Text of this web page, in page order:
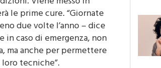
le prime cure. “Giornate
due volte l’anno – dice
in caso di emergenza, non
ma anche per permettere
tecniche”.